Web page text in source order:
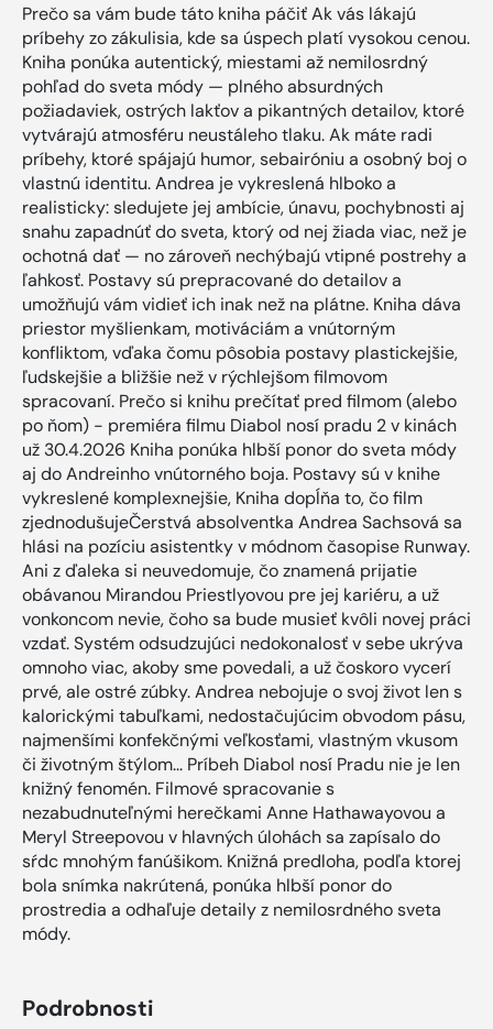
Prečo sa vám bude táto kniha páčiť Ak vás lákajú
príbehy zo zákulisia, kde sa úspech platí vysokou cenou.
Kniha ponúka autentický, miestami až nemilosrdný
pohľad do sveta módy — plného absurdných
požiadaviek, ostrých lakťov a pikantných detailov, ktoré
vytvárajú atmosféru neustáleho tlaku. Ak máte radi
príbehy, ktoré spájajú humor, sebairóniu a osobný boj o
vlastnú identitu. Andrea je vykreslená hlboko a
realisticky: sledujete jej ambície, únavu, pochybnosti aj
snahu zapadnúť do sveta, ktorý od nej žiada viac, než je
ochotná dať — no zároveň nechýbajú vtipné postrehy a
ľahkosť. Postavy sú prepracované do detailov a
umožňujú vám vidieť ich inak než na plátne. Kniha dáva
priestor myšlienkam, motiváciám a vnútorným
konfliktom, vďaka čomu pôsobia postavy plastickejšie,
ľudskejšie a bližšie než v rýchlejšom filmovom
spracovaní. Prečo si knihu prečítať pred filmom (alebo
po ňom) - premiéra filmu Diabol nosí pradu 2 v kinách
už 30.4.2026 Kniha ponúka hlbší ponor do sveta módy
aj do Andreinho vnútorného boja. Postavy sú v knihe
vykreslené komplexnejšie, Kniha dopĺňa to, čo film
zjednodušujeČerstvá absolventka Andrea Sachsová sa
hlási na pozíciu asistentky v módnom časopise Runway.
Ani z ďaleka si neuvedomuje, čo znamená prijatie
obávanou Mirandou Priestlyovou pre jej kariéru, a už
vonkoncom nevie, čoho sa bude musieť kvôli novej práci
vzdať. Systém odsudzujúci nedokonalosť v sebe ukrýva
omnoho viac, akoby sme povedali, a už čoskoro vycerí
prvé, ale ostré zúbky. Andrea nebojuje o svoj život len s
kalorickými tabuľkami, nedostačujúcim obvodom pásu,
najmenšími konfekčnými veľkosťami, vlastným vkusom
či životným štýlom... Príbeh Diabol nosí Pradu nie je len
knižný fenomén. Filmové spracovanie s
nezabudnuteľnými herečkami Anne Hathawayovou a
Meryl Streepovou v hlavných úlohách sa zapísalo do
sŕdc mnohým fanúšikom. Knižná predloha, podľa ktorej
bola snímka nakrútená, ponúka hlbší ponor do
prostredia a odhaľuje detaily z nemilosrdného sveta
módy.
Podrobnosti